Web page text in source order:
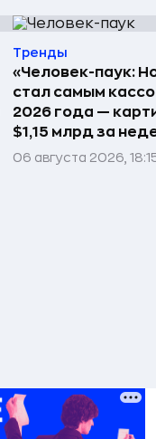
Тренды
«Человек-паук:
стал самым
2026 года —
$1,15 млрд за
06 августа 2026,